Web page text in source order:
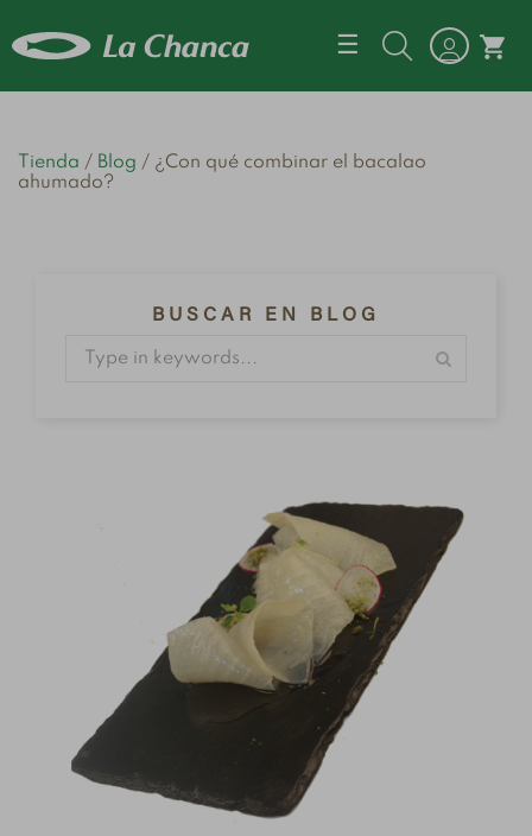
Navegación
☰ shopping_cart
Tienda Blog
¿Con qué combinar el bacalao
ahumado?
BUSCAR EN BLOG